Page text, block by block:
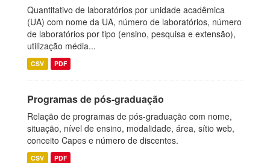
Quantitativo de laboratórios por unidade acadêmica
(UA) com nome da UA, número de laboratórios, número
de laboratórios por tipo (ensino, pesquisa e extensão),
utilização média...
CSV PDF
Programas de pós-graduação
Relação de programas de pós-graduação com nome,
situação, nível de ensino, modalidade, área, sítio web,
conceito Capes e número de discentes.
CSV PDF